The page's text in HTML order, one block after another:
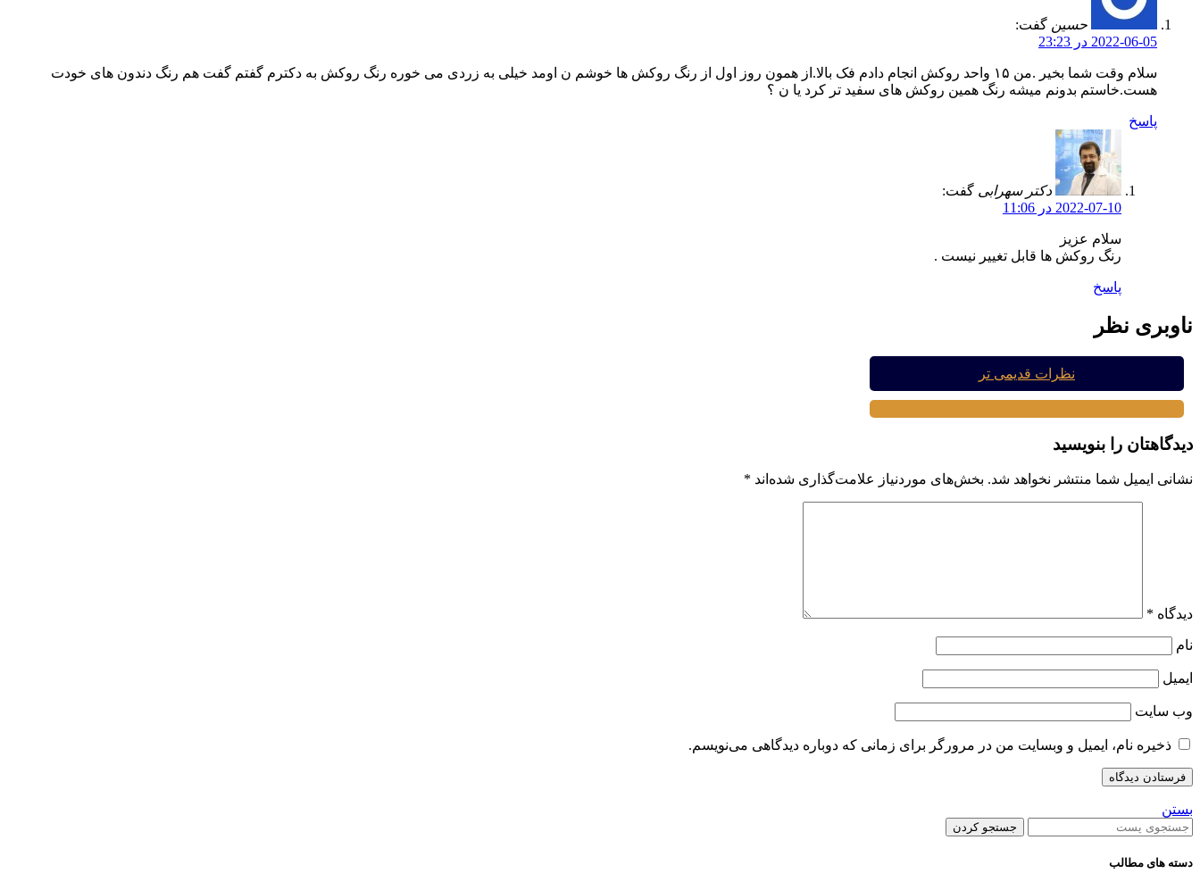
حسین گفت:
2022-06-05 در 23:23
سلام وقت شما بخیر .من ۱۵ واحد روکش انجام دادم فک بالا.از همون روز اول از رنگ روکش ها خوشم ن اومد خیلی به زردی می خوره رنگ روکش به دکترم گفتم گفت هم رنگ دندون های خودت
هست.خاستم بدونم میشه رنگ همین روکش های سفید تر کرد یا ن ؟
پاسخ
دکتر سهرابی گفت:
2022-07-10 در 11:06
سلام عزیز
رنگ روکش ها قابل تغییر نیست .
پاسخ
ناوبری نظر
نظرات قدیمی تر
دیدگاهتان را بنویسید
نشانی ایمیل شما منتشر نخواهد شد. بخش‌های موردنیاز علامت‌گذاری شده‌اند *
دیدگاه *
نام
ایمیل
وب‌ سایت
ذخیره نام، ایمیل و وبسایت من در مرورگر برای زمانی که دوباره دیدگاهی می‌نویسم.
بستن
جستجو کردن
دسته های مطالب